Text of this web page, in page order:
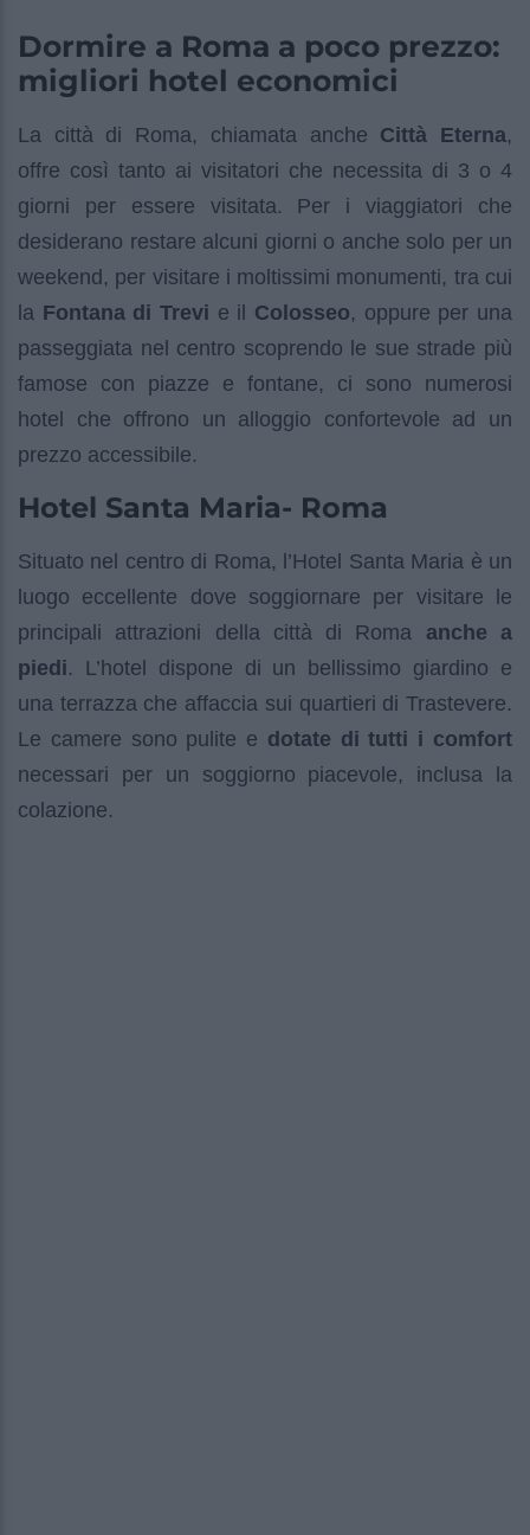
Dormire a Roma a poco prezzo:
migliori hotel economici
La città di Roma, chiamata anche Città Eterna,
offre così tanto ai visitatori che necessita di 3 o 4
giorni per essere visitata. Per i viaggiatori che
desiderano restare alcuni giorni o anche solo per un
weekend, per visitare i moltissimi monumenti, tra cui
la Fontana di Trevi e il Colosseo, oppure per una
passeggiata nel centro scoprendo le sue strade più
famose con piazze e fontane, ci sono numerosi
hotel che offrono un alloggio confortevole ad un
prezzo accessibile.
Hotel Santa Maria- Roma
Situato nel centro di Roma, l’Hotel Santa Maria è un
luogo eccellente dove soggiornare per visitare le
principali attrazioni della città di Roma anche a
piedi. L’hotel dispone di un bellissimo giardino e
una terrazza che affaccia sui quartieri di Trastevere.
Le camere sono pulite e dotate di tutti i comfort
necessari per un soggiorno piacevole, inclusa la
colazione.